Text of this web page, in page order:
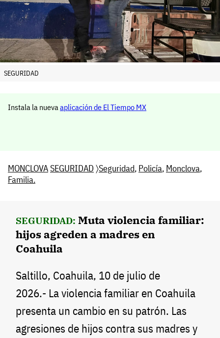
SEGURIDAD
Instala la nuevaaplicación de El Tiempo MX
MONCLOVA SEGURIDAD 〉Seguridad, Policía, Monclova,
Familia.
SEGURIDAD: Muta violencia familiar:
hijos agreden a madres en
Coahuila
Saltillo, Coahuila, 10 de julio de
2026.- La violencia familiar en Coahuila
presenta un cambio en su patrón. Las
agresiones de hijos contra sus madres y